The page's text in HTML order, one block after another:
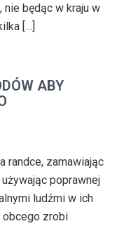
nie będąc w kraju w
[…]
ABY
randce, zamawiając
poprawnej
ludźmi w ich
obcego zrobi